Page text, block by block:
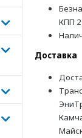
КПП
Доставка